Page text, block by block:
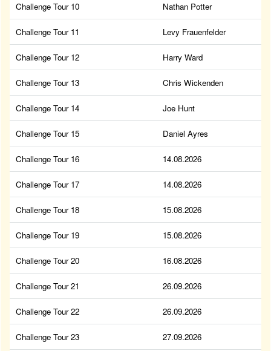
Challenge Tour 10 Nathan Potter
Challenge Tour 11 Levy Frauenfelder
Challenge Tour 12 Harry Ward
Challenge Tour 13 Chris Wickenden
Challenge Tour 14 Joe Hunt
Challenge Tour 15 Daniel Ayres
Challenge Tour 16 14.08.2026
Challenge Tour 17 14.08.2026
Challenge Tour 18 15.08.2026
Challenge Tour 19 15.08.2026
Challenge Tour 20 16.08.2026
Challenge Tour 21 26.09.2026
Challenge Tour 22 26.09.2026
Challenge Tour 23 27.09.2026